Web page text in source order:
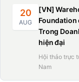
20
AUG
[VN]
Foundation
Trong
hiện đại
Hội thảo trực
Nam